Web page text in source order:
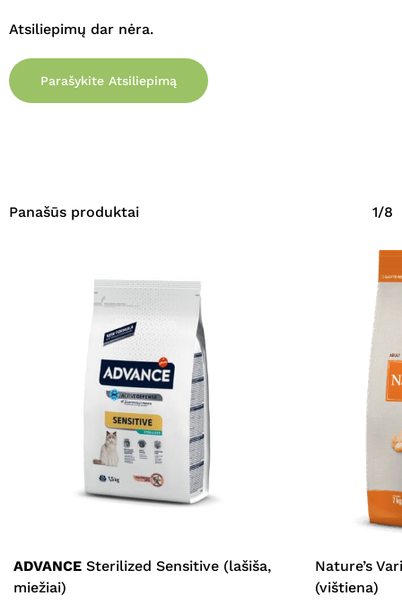
Atsiliepimų dar nėra.
Parašykite Atsiliepimą
Panašūs produktai 1/8
ADVANCE Sterilized Sensitive (lašiša,
miežiai)
Nature’s
(vištiena)